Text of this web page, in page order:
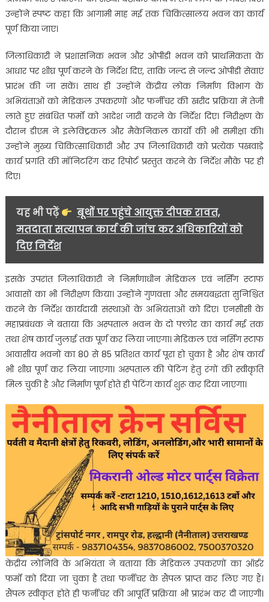
मई
शुरू
करने
के
निर्देश….
उन्होंने स्पष्ट कहा कि आगामी माह मई तक चिकित्सालय भवन का कार्य
पूर्ण किया जाए।
जिलाधिकारी ने प्रशासनिक भवन और ओपीडी भवन को प्राथमिकता के
आधार पर शीघ्र पूर्ण करने के निर्देश दिए, ताकि जल्द से जल्द ओपीडी सेवाएं
प्रारंभ की जा सकें। साथ ही उन्होंने केंद्रीय लोक निर्माण विभाग के
अभियंताओं को मेडिकल उपकरणों और फर्नीचर की खरीद प्रक्रिया में तेजी
लाते हुए संबंधित फर्मों को आदेश जारी करने के निर्देश दिए। निरीक्षण के
दौरान डीएम ने इलेक्ट्रिकल और मैकेनिकल कार्यों की भी समीक्षा की।
उन्होंने मुख्य चिकित्साधिकारी और उप जिलाधिकारी को प्रत्येक पखवाड़े
कार्य प्रगति की मॉनिटरिंग कर रिपोर्ट प्रस्तुत करने के निर्देश मौके पर ही
दिए।
यह भी पढ़ें
बूथों पर पहुंचे आयुक्त दीपक रावत,
मतदाता सत्यापन कार्य की जांच कर अधिकारियों को
दिए निर्देश
इसके उपरांत जिलाधिकारी ने निर्माणाधीन मेडिकल एवं नर्सिंग स्टाफ
आवासों का भी निरीक्षण किया। उन्होंने गुणवत्ता और समयबद्धता सुनिश्चित
करने के निर्देश कार्यदायी संस्थाओं के अभियंताओं को दिए। एनसीसी के
महाप्रबंधक ने बताया कि अस्पताल भवन के दो फ्लोर का कार्य मई तक
तथा शेष कार्य जुलाई तक पूर्ण कर लिया जाएगा। मेडिकल एवं नर्सिंग स्टाफ
आवासीय भवनों का 80 से 85 प्रतिशत कार्य पूरा हो चुका है और शेष कार्य
भी शीघ्र पूर्ण कर लिया जाएगा। अस्पताल की पेंटिंग हेतु रंगों की स्वीकृति
मिल चुकी है और निर्माण पूर्ण होते ही पेंटिंग कार्य शुरू कर दिया जाएगा।
केंद्रीय लोनिवि के अभियंता ने बताया कि मेडिकल उपकरणों का ऑर्डर
फर्मों को दिया जा चुका है तथा फर्नीचर के सैंपल प्राप्त कर लिए गए हैं।
सैंपल स्वीकृत होते ही फर्नीचर की आपूर्ति प्रक्रिया भी प्रारंभ कर दी जाएगी।